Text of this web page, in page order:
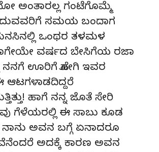
ಅಂತಾರಲ್ಲ ಗಂಟೆಗೊಮ್ಮೆ
ಸಮಯ ಬಂದಾಗ
ಒಂಥರ ತಳಮಳ
ವರ್ಷದ ಬೇಸಿಗೆಯ ರಜಾ
ನನಗೆ ಊರಿಗೆ ಹೋಗಿ ಇವರ
ಹಾಗೆ ನನ್ನ ಜೊತೆ ಸೇರಿ
ಗೆಳೆಯರಲ್ಲಿ ಈ ಸಾಬು ಕೂಡ
ನಾನು ಅವನ ಬಗ್ಗೆ ಏನಾದರೂ
ಅದಕ್ಕೆ ಕಾರಣ ಅವನ